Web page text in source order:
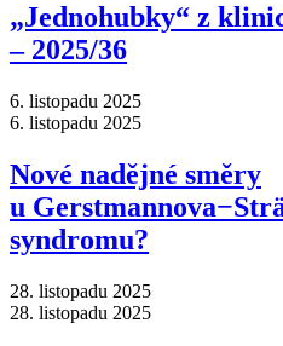
„Jednohubky“ z
–⁠ 2025/36
6. listopadu 2025
6. listopadu 2025
Nové nadějné směry
u
syndromu?
28. listopadu 2025
28. listopadu 2025